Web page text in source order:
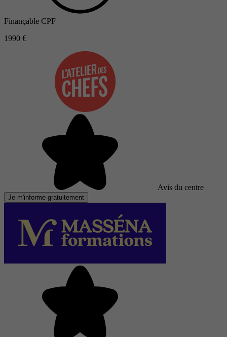
Finançable CPF
1990 €
Avis du centre
Je m'informe gratuitement